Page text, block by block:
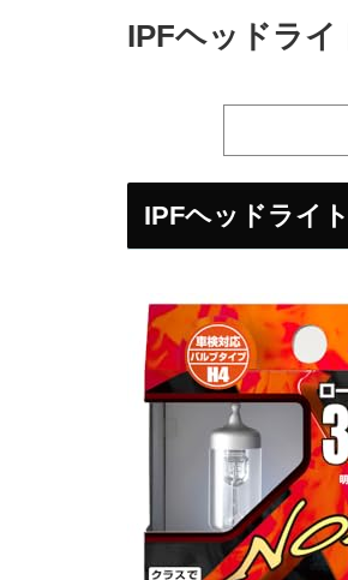
IPFヘッドライ
IPFヘッドライ